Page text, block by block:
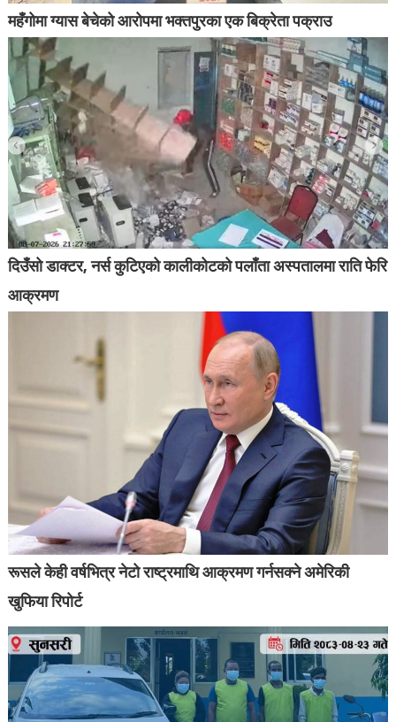
महँगोमा ग्यास बेचेको आरोपमा भक्तपुरका एक बिक्रेता पक्राउ
दिउँसो डाक्टर, नर्स कुटिएको कालीकोटको पलाँता अस्पतालमा राति फेरि
आक्रमण
रूसले केही वर्षभित्र नेटो राष्ट्रमाथि आक्रमण गर्नसक्ने अमेरिकी
खुफिया रिपोर्ट